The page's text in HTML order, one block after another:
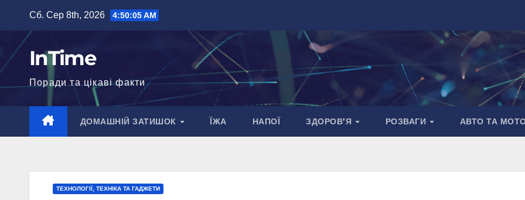
вмісту
Сб. Сер 8th, 2026 4:50:06 AM
InTime
Поради та цікаві факти
ДОМАШНІЙ ЗАТИШОК ЇЖА НАПОЇ ЗДОРОВ’Я РОЗВАГИ АВТО ТА
ТЕХНОЛОГІЇ, ТЕХНІКА ТА ГАДЖЕТИ